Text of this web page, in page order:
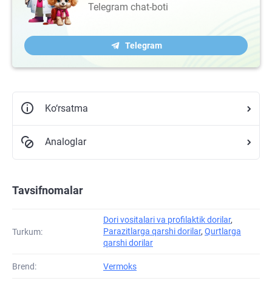
Telegram chat-boti
Telegram
Ko‘rsatma
Analoglar
Tavsifnomalar
Turkum:
Dori vositalari va profilaktik dorilar,
Parazitlarga qarshi dorilar, Qurtlarga
qarshi dorilar
Brend: Vermoks